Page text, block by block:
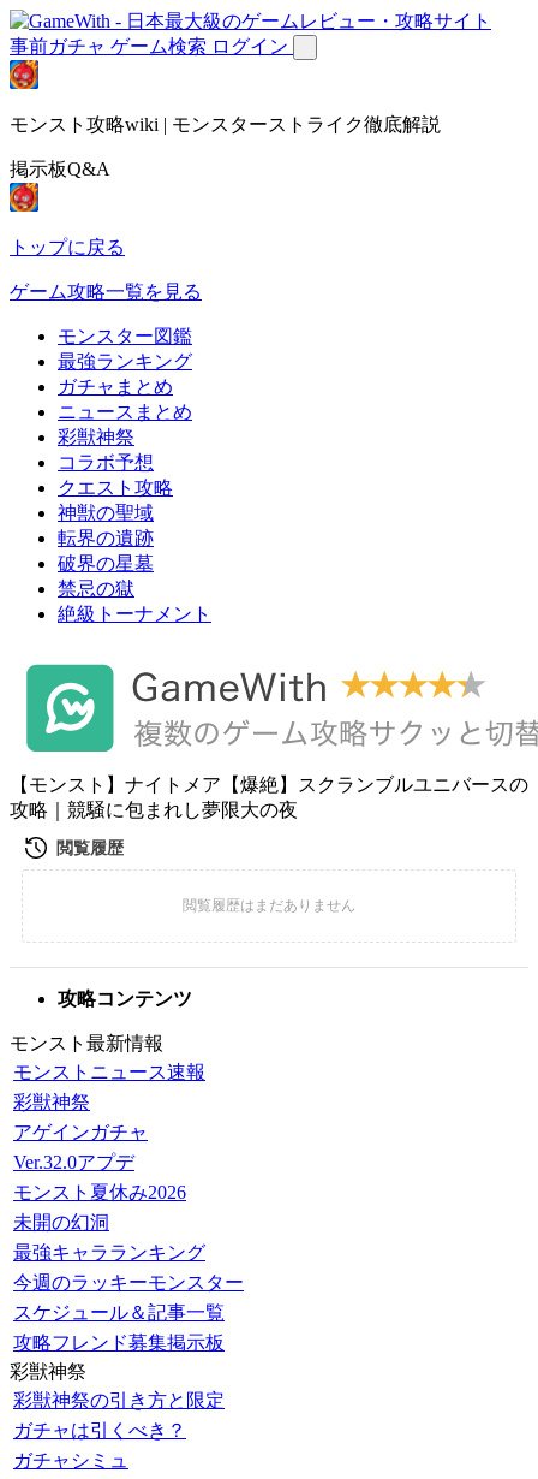
事前ガチャ ゲーム検索 ログイン
モンスト攻略wiki | モンスターストライク徹底解説
掲示板Q&A
トップに戻る
ゲーム攻略一覧を見る
モンスター図鑑
最強ランキング
ガチャまとめ
ニュースまとめ
彩獣神祭
コラボ予想
クエスト攻略
神獣の聖域
転界の遺跡
破界の星墓
禁忌の獄
絶級トーナメント
【モンスト】ナイトメア【爆絶】スクランブルユニバースの
攻略｜競騒に包まれし夢限大の夜
攻略コンテンツ
モンスト最新情報
モンストニュース速報
彩獣神祭
アゲインガチャ
Ver.32.0アプデ
モンスト夏休み2026
未開の幻洞
最強キャラランキング
今週のラッキーモンスター
スケジュール＆記事一覧
攻略フレンド募集掲示板
彩獣神祭
彩獣神祭の引き方と限定
ガチャは引くべき？
ガチャシミュ